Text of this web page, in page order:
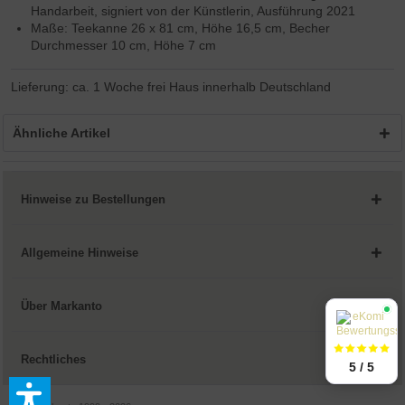
Handarbeit, signiert von der Künstlerin, Ausführung 2021
Maße: Teekanne 26 x 81 cm, Höhe 16,5 cm, Becher
Durchmesser 10 cm, Höhe 7 cm
Lieferung: ca. 1 Woche frei Haus innerhalb Deutschland
Ähnliche Artikel
Hinweise zu Bestellungen
Allgemeine Hinweise
Über Markanto
Rechtliches
5 / 5